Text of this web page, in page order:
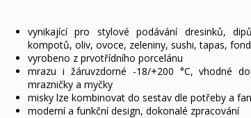
vynikající pro stylové podávání dresinků,
kompotů, oliv, ovoce, zeleniny, sushi, tapas,
vyrobeno z prvotřídního porcelánu
mrazu i žáruvzdorné -18/+200 °C, vhodné
mrazničky a myčky
misky lze kombinovat do sestav dle potřeby a
moderní a funkční design, dokonalé zpracování